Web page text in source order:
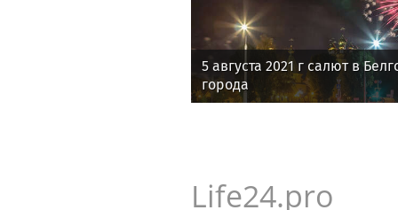
5 августа 2021 г салют в
города
Life24.pro